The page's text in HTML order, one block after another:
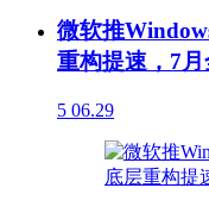
微软推
重构提速，7
5 06.29